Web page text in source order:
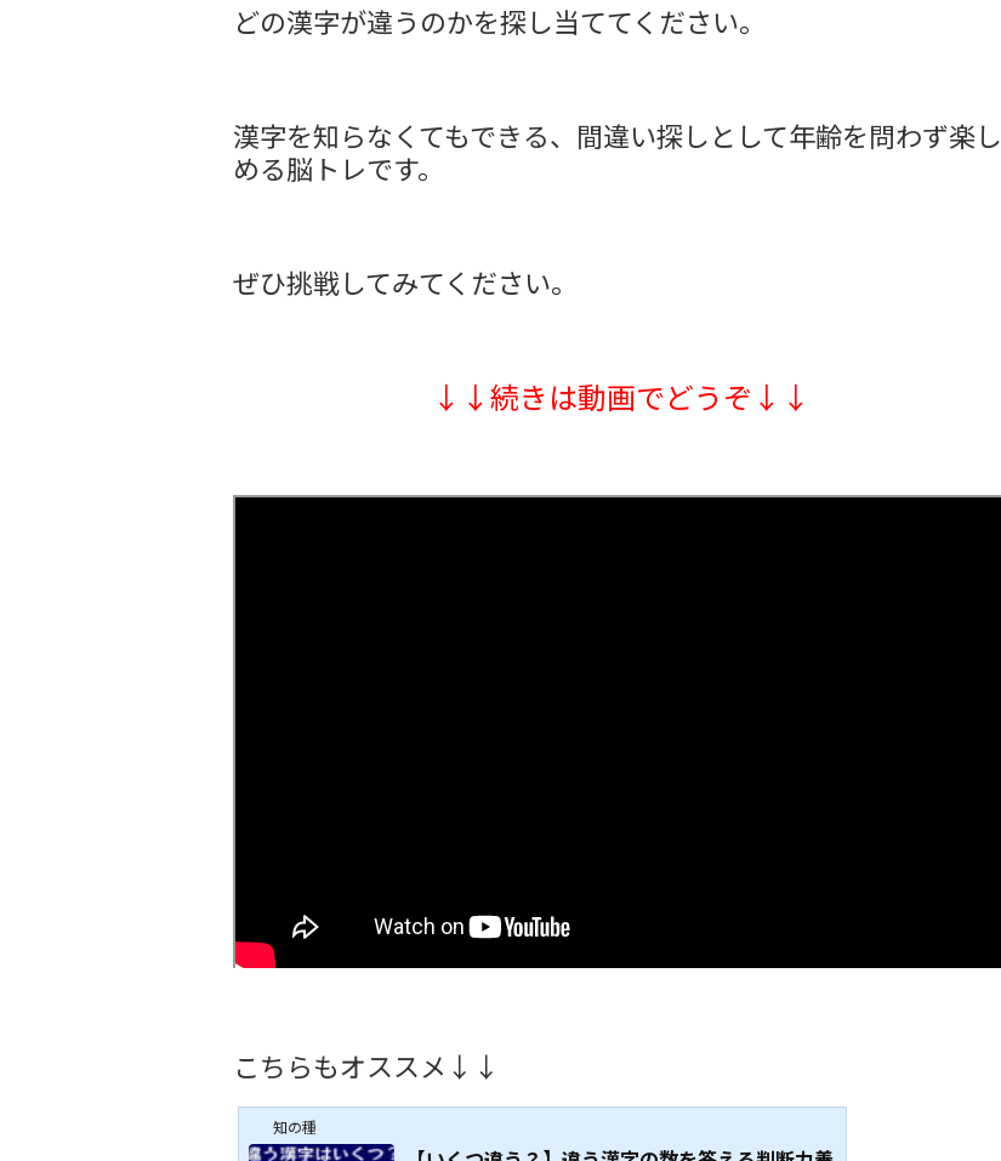
どの漢字が違うのかを探し当ててください。
漢字を知らなくてもできる、間違い探しとして年齢を問わず楽し
める脳トレです。
ぜひ挑戦してみてください。
↓↓続きは動画でどうぞ↓↓
こちらもオススメ↓↓
知の種